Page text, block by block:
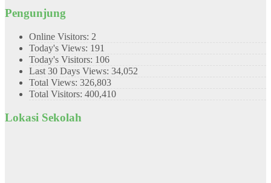
Pengunjung
Online Visitors: 2
Today's Views: 191
Today's Visitors: 106
Last 30 Days Views: 34,052
Total Views: 326,803
Total Visitors: 400,410
Lokasi Sekolah